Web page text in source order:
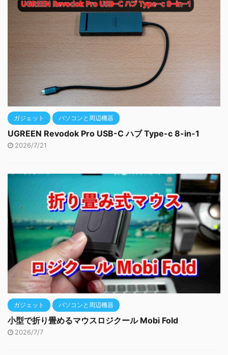
ガジェット パソコンと周辺機器
UGREEN Revodok Pro USB-C ハブ Type-c 8-in-1
2026/7/21
ガジェット パソコンと周辺機器
小型で折り畳めるマウスロジクール Mobi Fold
2026/7/7